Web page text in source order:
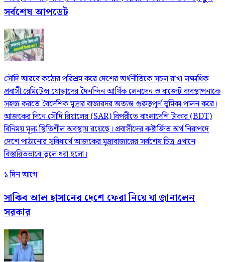
সর্বশেষ আপডেট
সৌদি আরবে কঠোর পরিশ্রম করে দেশের অর্থনীতিকে সচল রাখা লক্ষাধিক
প্রবাসী রেমিটেন্স যোদ্ধাদের দৈনন্দিন আর্থিক লেনদেন ও বাজেট ব্যবস্থাপনাকে
সহজ করতে বৈদেশিক মুদ্রার বাজারদর অত্যন্ত গুরুত্বপূর্ণ ভূমিকা পালন করে।
আজকের দিনে সৌদি রিয়ালের (SAR) বিপরীতে বাংলাদেশি টাকার (BDT)
বিনিময় মূল্য স্থিতিশীল অবস্থায় রয়েছে। প্রবাসীদের কষ্টার্জিত অর্থ নিরাপদে
দেশে পাঠানোর সুবিধার্থে আজকের মুদ্রাবাজারের সর্বশেষ চিত্র এখানে
বিস্তারিতভাবে তুলে ধরা হলো।
১ দিন আগে
সাকিব আল হাসানের দেশে ফেরা নিয়ে যা জানালেন
সরকার